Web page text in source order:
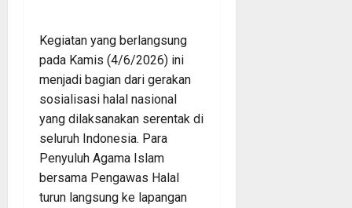
Kegiatan yang berlangsung
pada Kamis (4/6/2026) ini
menjadi bagian dari gerakan
sosialisasi halal nasional
yang dilaksanakan serentak di
seluruh Indonesia. Para
Penyuluh Agama Islam
bersama Pengawas Halal
turun langsung ke lapangan